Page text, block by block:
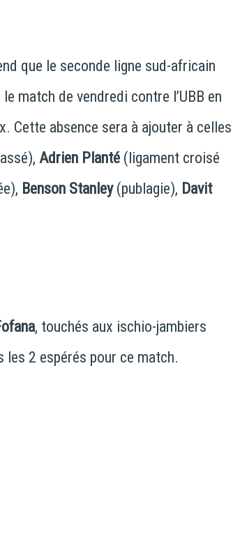
que le seconde ligne sud-africain
match de vendredi contre l’UBB en
Cette absence sera à ajouter à celles
Adrien Planté (ligament croisé
Benson Stanley(publagie), Davit
, touchés aux ischio-jambiers
2 espérés pour ce match.